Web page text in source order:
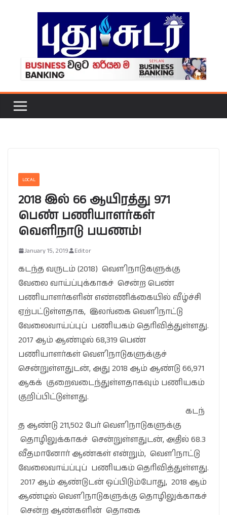
LOCAL
2018 இல் 66 ஆயிரத்து 971
பெண் பணியாளர்கள்
வெளிநாடு பயணம்!
January 15, 2019 Editor
கடந்த வருடம் (2018) வௌிநாடுகளுக்கு
வேலை வாய்ப்புக்காகச் சென்ற பெண்
பணியாளர்களின் எண்ணிக்கையில் வீழ்ச்சி
ஏற்பட்டுள்ளதாக, இலங்கை வௌிநாட்டு
வேலைவாய்ப்புப் பணியகம் தெரிவித்துள்ளது.
2017 ஆம் ஆண்டில் 68,319 பெண்
பணியாளர்கள் வௌிநாடுகளுக்குச்
சென்றுள்ளதுடன், அது 2018 ஆம் ஆண்டு 66,971
ஆகக் குறைவடைந்துள்ளதாகவும் பணியகம்
குறிப்பிட்டுள்ளது.
கடந்
த ஆண்டு 211,502 பேர் வௌிநாடுகளுக்கு
தொழிலுக்காகச் சென்றுள்ளதுடன், அதில் 68.3
வீதமானோர் ஆண்கள் என்றும், வௌிநாட்டு
வேலைவாய்ப்புப் பணியகம் தெரிவித்துள்ளது.
2017 ஆம் ஆண்டுடன் ஒப்பிடும்போது, 2018 ஆம்
ஆண்டில் வௌிநாடுகளுக்கு தொழிலுக்காகச்
சென்ற ஆண்களின் தொகை